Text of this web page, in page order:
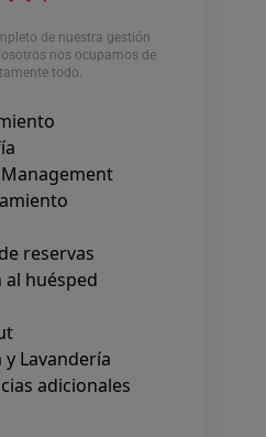
de nuestra gestión
nos ocupamos de
todo.
reservas
huésped
Lavandería
adicionales